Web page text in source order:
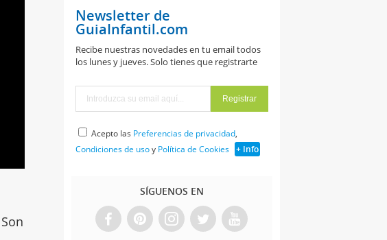
Son
Newsletter de
GuiaInfantil.com
Recibe nuestras novedades en tu email todos
los lunes y jueves. Solo tienes que registrarte
Acepto las Preferencias de privacidad,
Condiciones de usoy Política de Cookies + Info
SÍGUENOS EN